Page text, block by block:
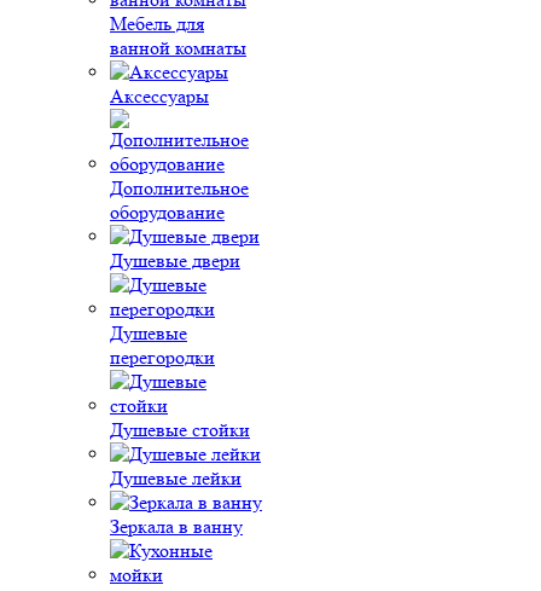
Мебель для
ванной комнаты
Аксессуары
Дополнительное
оборудование
Душевые двери
Душевые
перегородки
Душевые стойки
Душевые лейки
Зеркала в ванну